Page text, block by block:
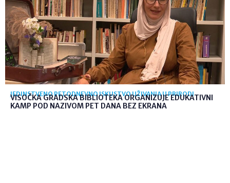
JEDINSTVENO PETODNEVNO ISKUSTVO UŽIVANJA U PRIRODI
VISOČKA GRADSKA BIBLIOTEKA ORGANIZUJE EDUKATIVNI
KAMP POD NAZIVOM PET DANA BEZ EKRANA